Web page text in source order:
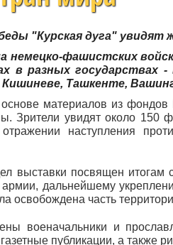
"Курская дуга" увидят
немецко-фашистских
в разных
Кишиневе, Ташкенте,
основе материалов из
Зрители увидят около 150
наступления
выставки посвящен итогам
дальнейшему
освобождена часть
военачальники и
публикации, а также